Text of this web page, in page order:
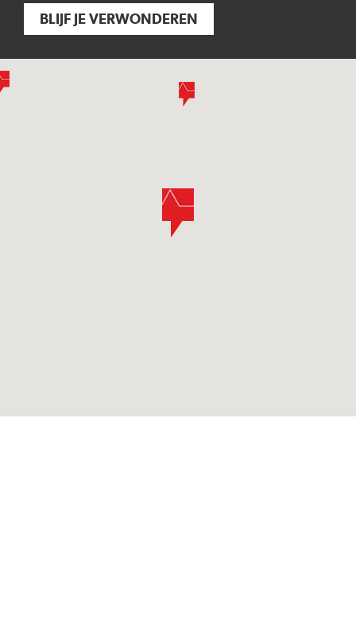
BLIJF JE VERWONDEREN